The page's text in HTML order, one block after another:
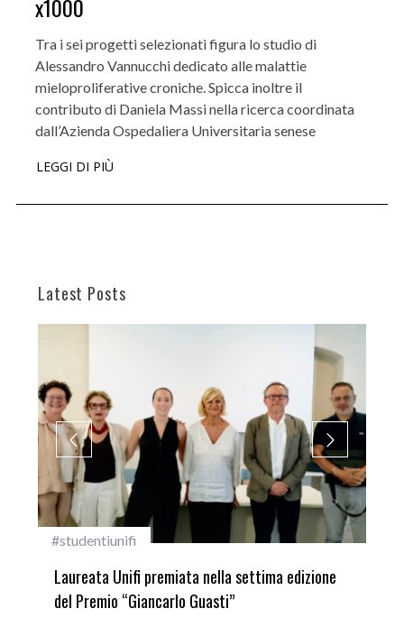
x1000
Tra i sei progetti selezionati figura lo studio di
Alessandro Vannucchi dedicato alle malattie
mieloproliferative croniche. Spicca inoltre il
contributo di Daniela Massi nella ricerca coordinata
dall’Azienda Ospedaliera Universitaria senese
LEGGI DI PIÙ
Latest Posts
#studentiunifi
Laureata Unifi premiata nella settima edizione
del Premio “Giancarlo Guasti”